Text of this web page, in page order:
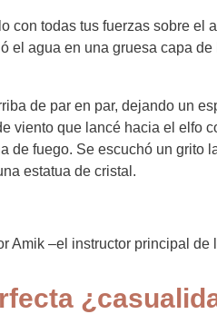
con todas tus fuerzas sobre
el agua en una gruesa capa de
de par en par, dejando un
viento que lancé hacia el elfo
de fuego. Se escuchó un grito
estatua de cristal.
Amik –el instructor principal